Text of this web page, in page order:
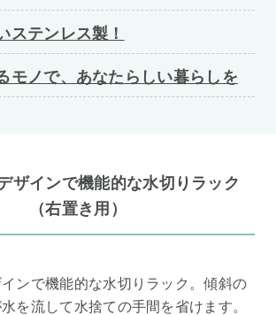
ステンレス製！
モノで、あなたらしい暮らしを
ザインで機能的な水切りラック
（右置き用）
ンで機能的な水切りラック。傾斜の
を流して水捨ての手間を省けます。